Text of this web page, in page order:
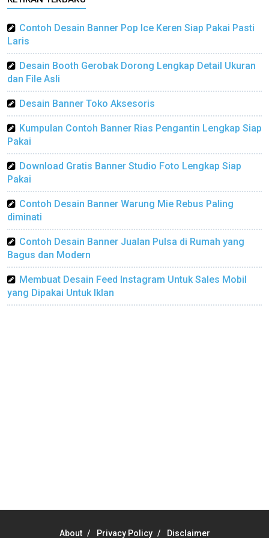
Contoh Desain Banner Pop Ice Keren Siap Pakai Pasti
Laris
Desain Booth Gerobak Dorong Lengkap Detail Ukuran
dan File Asli
Desain Banner Toko Aksesoris
Kumpulan Contoh Banner Rias Pengantin Lengkap Siap
Pakai
Download Gratis Banner Studio Foto Lengkap Siap
Pakai
Contoh Desain Banner Warung Mie Rebus Paling
diminati
Contoh Desain Banner Jualan Pulsa di Rumah yang
Bagus dan Modern
Membuat Desain Feed Instagram Untuk Sales Mobil
yang Dipakai Untuk Iklan
About Privacy Policy Disclaimer